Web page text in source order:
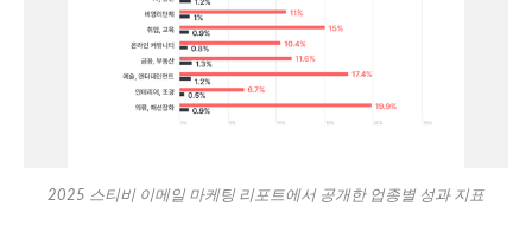
2025 스티비 이메일 마케팅 리포트에서 공개한 업종별 성과 지표